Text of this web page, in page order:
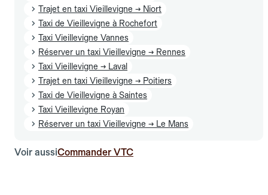
Trajet en taxi Vieillevigne → Niort
Taxi de Vieillevigne à Rochefort
Taxi Vieillevigne Vannes
Réserver un taxi Vieillevigne → Rennes
Taxi Vieillevigne → Laval
Trajet en taxi Vieillevigne → Poitiers
Taxi de Vieillevigne à Saintes
Taxi Vieillevigne Royan
Réserver un taxi Vieillevigne → Le Mans
Voir aussiCommander VTC